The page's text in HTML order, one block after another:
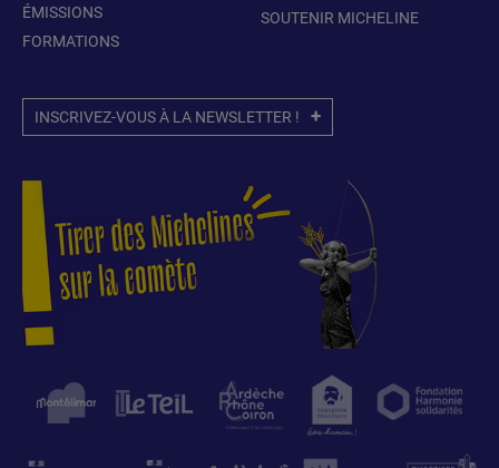
ÉMISSIONS
FORMATIONS
SOUTENIR MICHELINE
INSCRIVEZ-VOUS À LA NEWSLETTER !